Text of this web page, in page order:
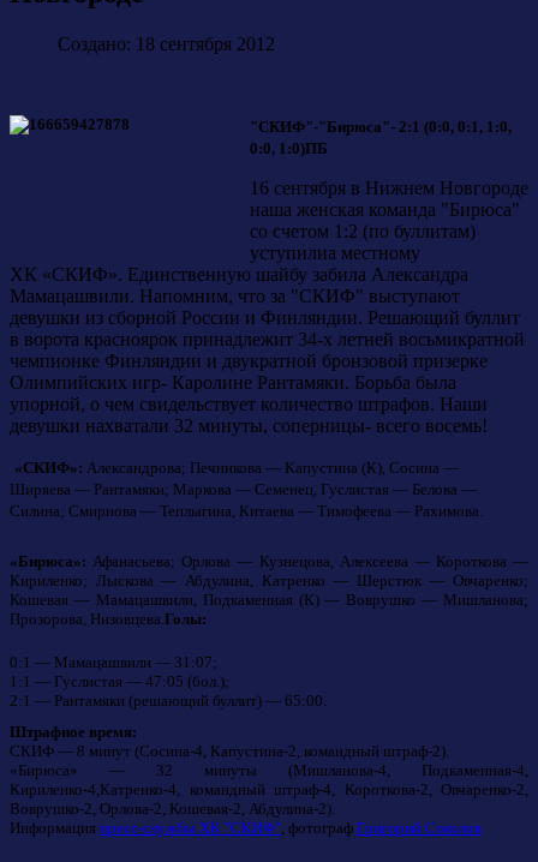
Создано: 18 сентября 2012
"СКИФ"-"Бирюса"- 2:1 (0:0, 0:1, 1:0,
0:0, 1:0)ПБ
16 сентября в Нижнем Новгороде
наша женская команда "Бирюса"
со счетом 1:2 (по буллитам)
уступилиа местному
ХК «СКИФ». Единственную шайбу забила Александра
Мамацашвили. Напомним, что за "СКИФ" выступают
девушки из сборной России и Финляндии. Решающий буллит
в ворота красноярок принадлежит 34-х летней восьмикратной
чемпионке Финляндии и двукратной бронзовой призерке
Олимпийских игр- Каролине Рантамяки. Борьба была
упорной, о чем свидельствует количество штрафов. Наши
девушки нахватали 32 минуты, соперницы- всего восемь!
«СКИФ»: Александрова; Печникова — Капустина (К), Сосина —
Ширяева — Рантамяки; Маркова — Семенец, Гуслистая — Белова —
Силина; Смирнова — Теплыгина, Китаева — Тимофеева — Рахимова.
«Бирюса»: Афанасьева; Орлова — Кузнецова, Алексеева — Короткова —
Кириленко; Лыскова — Абдулина, Катренко — Шерстюк — Овчаренко;
Кошевая — Мамацашвили, Подкаменная (К) — Воврушко — Мишланова;
Прозорова, Низовцева.Голы:
0:1 — Мамацашвили — 31:07;
1:1 — Гуслистая — 47:05 (бол.);
2:1 — Рантамяки (решающий буллит) — 65:00.
Штрафное время:
СКИФ — 8 минут (Сосина-4, Капустина-2, командный штраф-2).
«Бирюса» — 32 минуты (Мишланова-4, Подкаменная-4,
Кириленко-4,Катренко-4, командный штраф-4, Короткова-2, Овчаренко-2,
Воврушко-2, Орлова-2, Кошевая-2, Абдулина-2).
Информация пресс-службы ХК "СКИФ", фотограф Григорий Соколов